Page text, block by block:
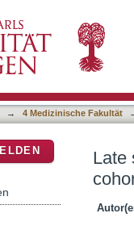
→ 4 Medizinische Fakultät
Late